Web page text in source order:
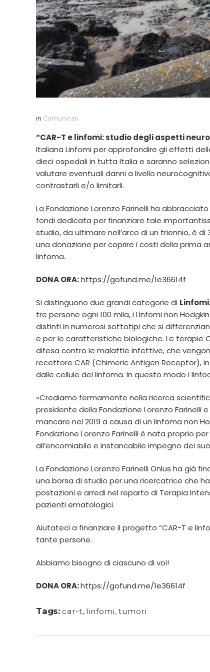
in Comunicati
“CAR-T e linfomi: studio degli aspetti
Italiana Linfomi per approfondire gli effetti
dieci ospedali in tutta Italia e saranno
valutare eventuali danni a livello
contrastarli e/o limitarli.
La Fondazione Lorenzo Farinelli ha
fondi dedicata per finanziare tale
studio, da ultimare nell’arco di un triennio, è
una donazione per coprire i costi della prima
linfoma.
DONA ORA:https://gofund.me/1e36614f
Si distinguono due grandi categorie di
tre persone ogni 100 mila, i Linfomi non
distinti in numerosi sottotipi che si
e per le caratteristiche biologiche. Le terapie
difesa contro le malattie infettive, che
recettore CAR (Chimeric Antigen Receptor),
dalle cellule del linfoma. In questo modo i
«Crediamo fermamente nella ricerca
presidente della Fondazione Lorenzo Farinelli
mancare nel 2019 a causa di un linfoma non
Fondazione Lorenzo Farinelli è nata proprio
all’encomiabile e instancabile impegno dei
La Fondazione Lorenzo Farinelli Onlus ha già
una borsa di studio per una ricercatrice che
postazioni e arredi nel reparto di Terapia
pazienti ematologici.
Aiutateci a finanziare il progetto “CAR-T e
tante persone.
Abbiamo bisogno di ciascuno di voi!
DONA ORA:https://gofund.me/1e36614f
Tags: car-t, linfomi, tumori